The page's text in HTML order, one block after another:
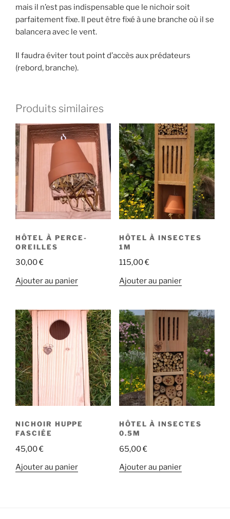
mais il n’est pas indispensable que le nichoir soit
parfaitement fixe. Il peut être fixé à une branche où il se
balancera avec le vent.
Il faudra éviter tout point d’accès aux prédateurs
(rebord, branche).
Produits similaires
HÔTEL À PERCE-
OREILLES
30,00€
Ajouter au panier
HÔTEL À INSECTES
1M
115,00€
Ajouter au panier
NICHOIR HUPPE
FASCIÉE
45,00€
Ajouter au panier
HÔTEL À INSECTES
0.5M
65,00€
Ajouter au panier